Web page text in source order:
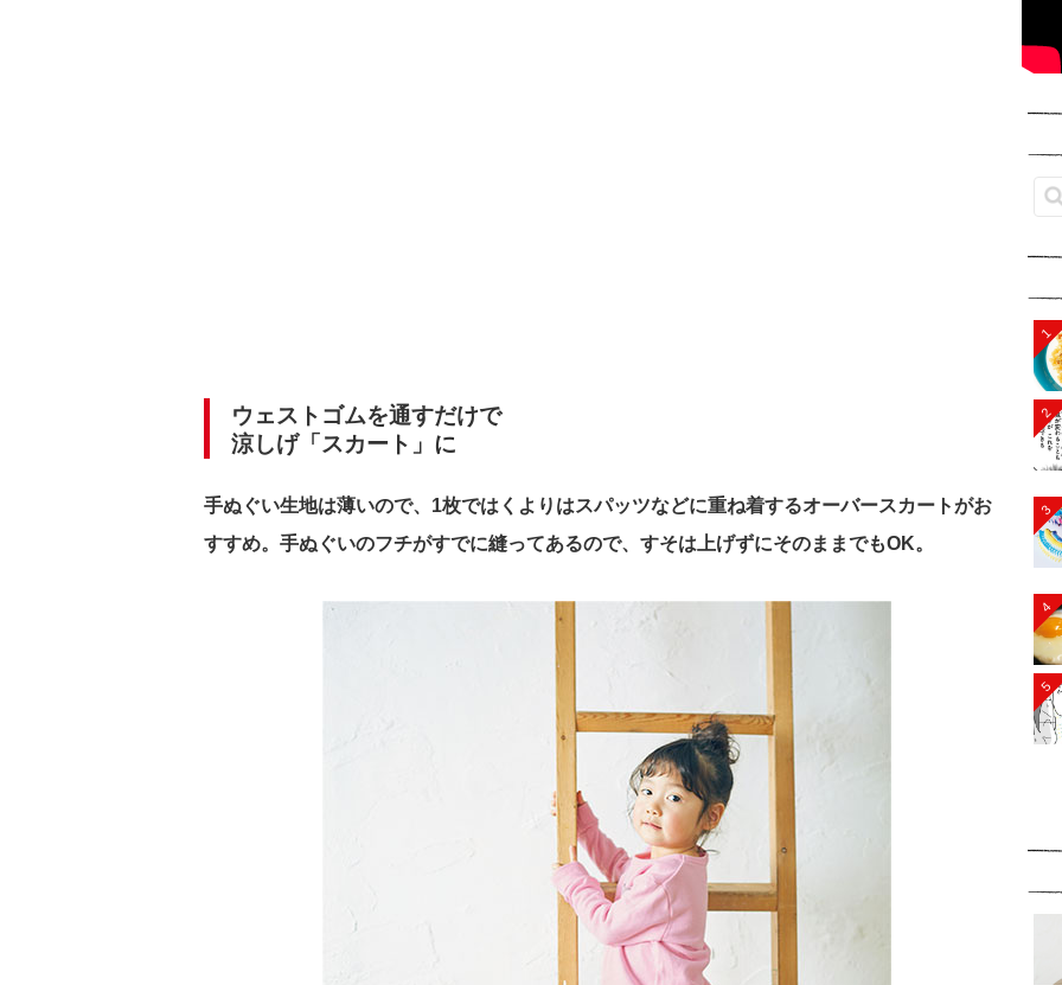
ウェストゴムを通すだけで
涼しげ「スカート」に
手ぬぐい生地は薄いので、1枚ではくよりはスパッツなどに重ね着するオーバースカートがお
すすめ。手ぬぐいのフチがすでに縫ってあるので、すそは上げずにそのままでもOK。
1
2
3
4
5